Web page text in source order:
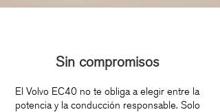
Sin compromisos
El Volvo EC40 no te obliga a elegir entre la
potencia y la conducción responsable. Solo